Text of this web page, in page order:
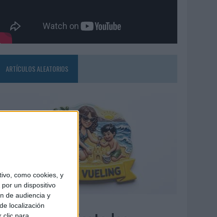
como cookies, y
un dispositivo
de audiencia y
localización
clic para
ARTÍCULOS ALEATORIOS